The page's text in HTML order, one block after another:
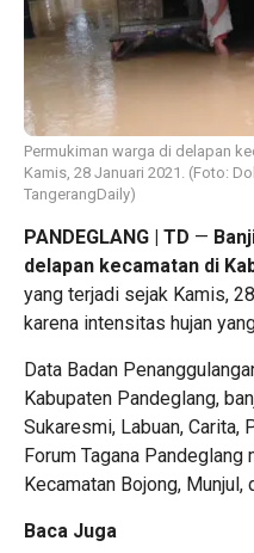
Permukiman warga di delapan
Kamis, 28 Januari 2021. (Foto:
TangerangDaily)
PANDEGLANG | TD —
delapan kecamatan di
yang terjadi sejak Kamis,
karena intensitas hujan
Data Badan
Kabupaten Pandeglang,
Sukaresmi, Labuan, Carita,
Forum Tagana
Kecamatan Bojong, Munjul,
Baca Juga